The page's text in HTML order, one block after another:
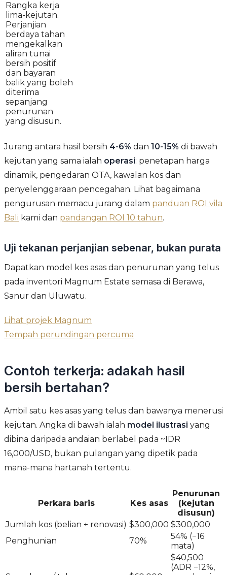
Rangka kerja
lima-kejutan.
Perjanjian
berdaya tahan
mengekalkan
aliran tunai
bersih positif
dan bayaran
balik yang boleh
diterima
sepanjang
penurunan
yang disusun.
Jurang antara hasil bersih 4-6% dan 10-15% di bawah
kejutan yang sama ialah operasi: penetapan harga
dinamik, pengedaran OTA, kawalan kos dan
penyelenggaraan pencegahan. Lihat bagaimana
pengurusan memacu jurang dalam panduan ROI vila
Bali kami dan pandangan ROI 10 tahun.
Uji tekanan perjanjian sebenar, bukan purata
Dapatkan model kes asas dan penurunan yang telus
pada inventori Magnum Estate semasa di Berawa,
Sanur dan Uluwatu.
Lihat projek Magnum
Tempah perundingan percuma
Contoh terkerja: adakah hasil
bersih bertahan?
Ambil satu kes asas yang telus dan bawanya menerusi
kejutan. Angka di bawah ialah model ilustrasi yang
dibina daripada andaian berlabel pada ~IDR
16,000/USD, bukan pulangan yang dipetik pada
mana-mana hartanah tertentu.
Perkara baris Kes asas
Penurunan
(kejutan
disusun)
Jumlah kos (belian + renovasi) $300,000 $300,000
Penghunian
70%
54% (−16
mata)
$40,500
(ADR −12%,